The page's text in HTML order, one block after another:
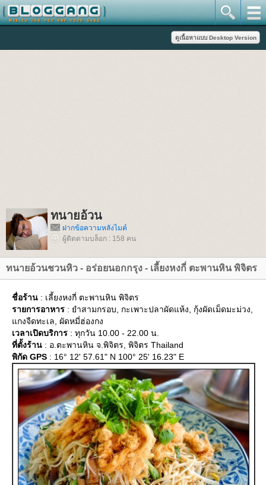
ทนายอ้วน
ฝากข้อความหลังไมค์
ผู้ติดตามบล็อก : 158 คน
ทนายอ้วนชวนหิว - อร่อยนอกกรุง - เลี้ยงหงกี่ ตะพานหิน พิจิตร
ชื่อร้าน : เลี้ยงหงกี่ ตะพานหิน พิจิตร
รายการอาหาร : ยำสามกรอบ, กะเพาะปลาผัดแห้ง, กุ้งผัดเม็ดมะม่วง,
กงจืดทะเล, ผัดหมี่ฮ่องกง
เวลาเปิดบริการ : ทุกวัน 10.00 - 22.00 น.
ที่ตั้งร้าน : อ.ตะพานหิน จ.พิจิตร, พิจิตร Thailand
พิกัด GPS : 16° 12' 57.61" N 100° 25' 16.23" E